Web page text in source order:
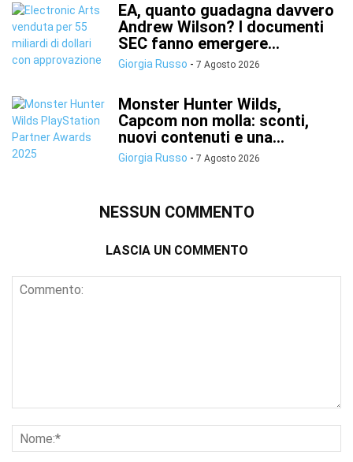
EA, quanto guadagna davvero
Andrew Wilson? I documenti
SEC fanno emergere...
Giorgia Russo - 7 Agosto 2026
Monster Hunter Wilds,
Capcom non molla: sconti,
nuovi contenuti e una...
Giorgia Russo - 7 Agosto 2026
NESSUN COMMENTO
LASCIA UN COMMENTO